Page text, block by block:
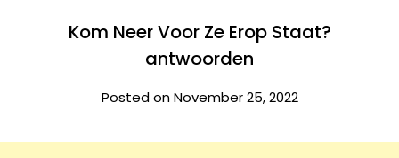
Kom Neer Voor Ze Erop Staat?
antwoorden
Posted on November 25, 2022